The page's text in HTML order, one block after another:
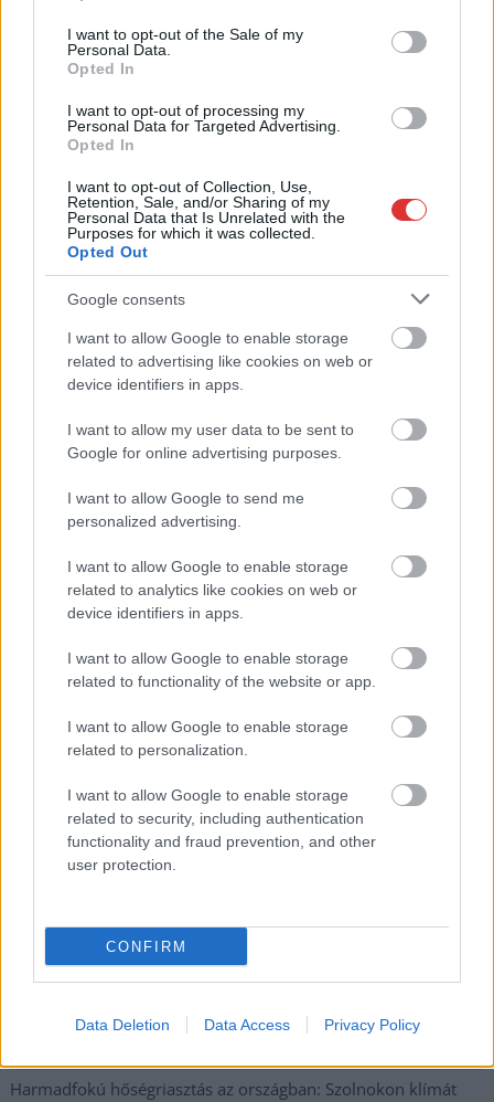
use your data for below specified purposes in below Google
consent section.
I want to opt-out of the Sale of my
Personal Data.
Opted In
I want to opt-out of processing my
Personal Data for Targeted Advertising.
Opted In
I want to opt-out of Collection, Use,
Retention, Sale, and/or Sharing of my
Personal Data that Is Unrelated with the
Purposes for which it was collected.
Opted Out
Google consents
I want to allow Google to enable storage
related to advertising like cookies on web or
device identifiers in apps.
I want to allow my user data to be sent to
Google for online advertising purposes.
I want to allow Google to send me
personalized advertising.
I want to allow Google to enable storage
related to analytics like cookies on web or
device identifiers in apps.
I want to allow Google to enable storage
related to functionality of the website or app.
I want to allow Google to enable storage
related to personalization.
I want to allow Google to enable storage
related to security, including authentication
functionality and fraud prevention, and other
user protection.
CONFIRM
Data Deletion Data Access Privacy Policy
több otthoni kútból fogy ki a víz
Szolnokon egy kulcsfontosságú körforgalmat részlegesen
lezárnak a napokban, a közlekedés az átlagost is meghaladó
mértékben lebénul
Elromlott a biztosítóberendezés a ceglédi vasútvonalon,
alapos késések alakultak ki a menetrendhez képest,
kimaradás is előfordult
Ön szerint hogy készül a hamisítatlan szolnoki habos isler?
Országos ellenőrzés indult a hazai akkumulátoripari
üzemekben
Az idei év leglassabb növekedését hozta a június a
Györfi Mihály több tucat vállalkozással egyeztetett a
kerékpárgyár dolgozóinak megsegítéséről
41 fok fölé forrósodott az ország, Szolnokon pedig egy másik
rekord is megdőlt
Egy telefonhívást akart, végül rendőrök vitték el a mezőtúri
a közoktatásban – például az iskolaigazgatók visszakapják
munkáltatói jogaikat
Sok volt az igazolatlan hiányzás, Pócs János fizetéslevonást
kapott, más fideszesek még kevesebbet vittek haza
A Szolnok megyei gazdák nagyon nem akarták a JÉGER
további üzemeltetését
Csendélet 5.0: alig balesetveszélyes lépcső és remek
állapotban levő buszmegálló mutatja, hogy Szolnok mennyire
Pénteken újra csökken a benzin és a gázolaj ára is
Napokon belül megválasztja az új köztársasági elnököt az
Harmadfokú hőségriasztás az országban: Szolnokon klímát